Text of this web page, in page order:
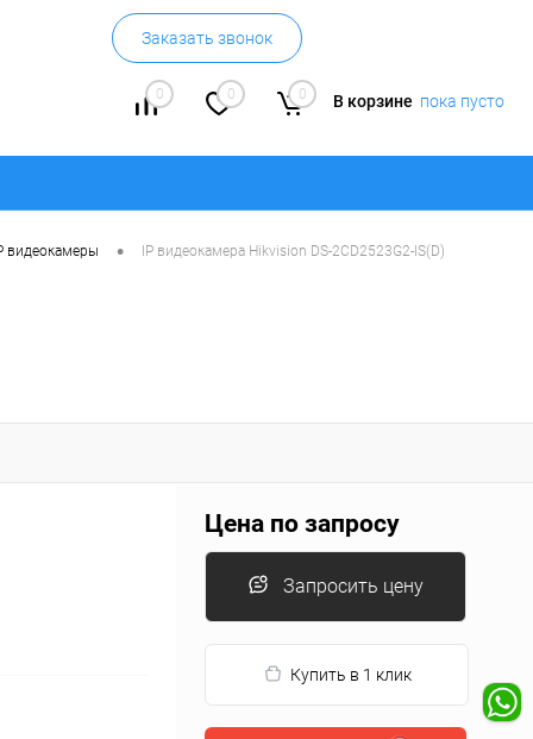
Заказать звонок
0 0 0 В корзине пока пусто
видеокамеры • IP видеокамера Hikvision DS-2CD2523G2-IS(D)
Цена по запросу
Запросить цену
Купить в 1 клик